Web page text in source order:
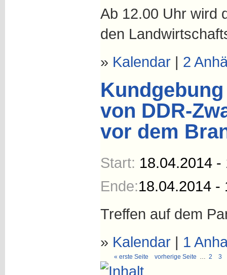
Ab 12.00 Uhr wird
den
» Kalendar| 2
von DDR-
vor dem
Start: 18.04.2014 -
Ende:18.04.2014 -
Treffen auf dem
» Kalendar| 1
« erste Seite vorherige Seite 2 3